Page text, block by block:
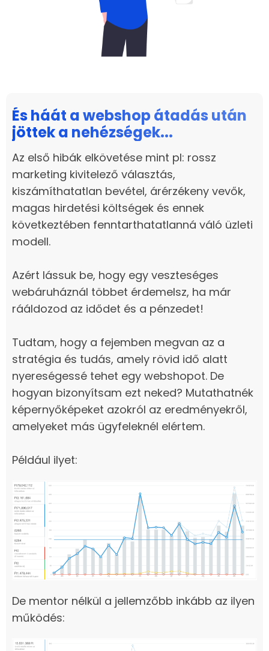
És háát a webshop átadás után
jöttek a nehézségek...
Az első hibák elkövetése mint pl: rossz
marketing kivitelező választás,
kiszámíthatatlan bevétel, árérzékeny vevők,
magas hirdetési költségek és ennek
következtében fenntarthatatlanná váló üzleti
modell.
Azért lássuk be, hogy egy veszteséges
webáruháznál többet érdemelsz, ha már
rááldozod az idődet és a pénzedet!
Tudtam, hogy a fejemben megvan az a
stratégia és tudás, amely rövid idő alatt
nyereségessé tehet egy webshopot. De
hogyan bizonyítsam ezt neked? Mutathatnék
képernyőképeket azokról az eredményekről,
amelyeket más ügyfeleknél elértem.
Például ilyet:
De mentor nélkül a jellemzőbb inkább az ilyen
működés: